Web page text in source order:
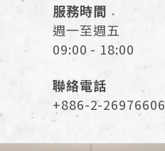
服務時間
週一至週五
09:00 - 18:00
聯絡電話
+886-2-26976606